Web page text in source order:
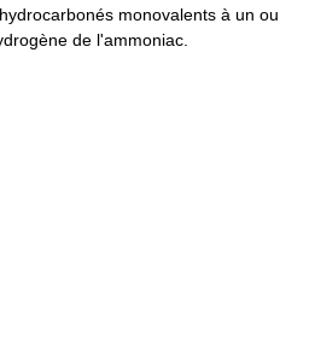
monovalents à un ou
de l'ammoniac.